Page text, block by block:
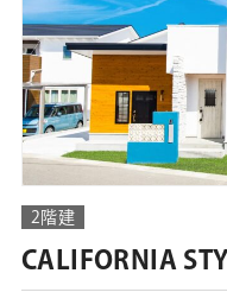
2階建
CALIFORNIA